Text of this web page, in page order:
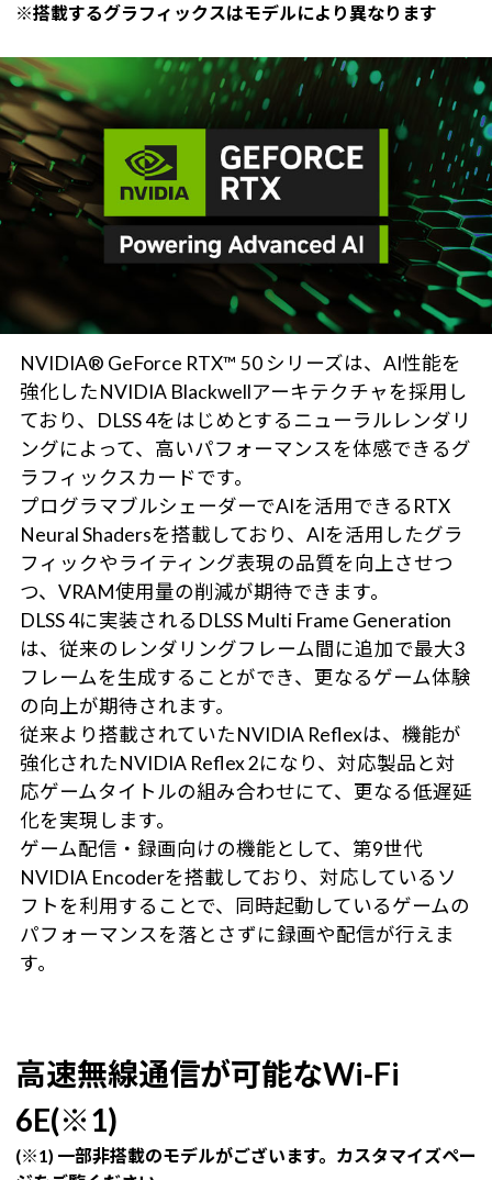
※搭載するグラフィックスはモデルにより異なります
NVIDIA® GeForce RTX™ 50 シリーズは、AI性能を
強化したNVIDIA Blackwellアーキテクチャを採用し
ており、DLSS 4をはじめとするニューラルレンダリ
ングによって、高いパフォーマンスを体感できるグ
ラフィックスカードです。
プログラマブルシェーダーでAIを活用できるRTX
Neural Shadersを搭載しており、AIを活用したグラ
フィックやライティング表現の品質を向上させつ
つ、VRAM使用量の削減が期待できます。
DLSS 4に実装されるDLSS Multi Frame Generation
は、従来のレンダリングフレーム間に追加で最大3
フレームを生成することができ、更なるゲーム体験
の向上が期待されます。
従来より搭載されていたNVIDIA Reflexは、機能が
強化されたNVIDIA Reflex 2になり、対応製品と対
応ゲームタイトルの組み合わせにて、更なる低遅延
化を実現します。
ゲーム配信・録画向けの機能として、第9世代
NVIDIA Encoderを搭載しており、対応しているソ
フトを利用することで、同時起動しているゲームの
パフォーマンスを落とさずに録画や配信が行えま
す。
高速無線通信が可能なWi-Fi
6E(※1)
(※1) 一部非搭載のモデルがございます。カスタマイズペー